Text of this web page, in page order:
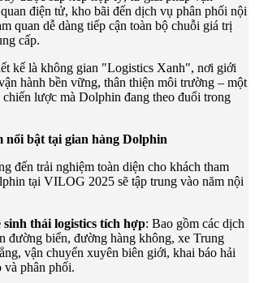
điện tử, kho bãi đến dịch vụ phân phối nội
quan dễ dàng tiếp cận toàn bộ chuỗi giá trị
cấp.
kế là không gian "Logistics Xanh", nơi giới
hành bền vững, thân thiện môi trường – một
lược mà Dolphin đang theo đuổi trong
nổi bật tại gian hàng Dolphin
đến trải nghiệm toàn diện cho khách tham
tại VILOG 2025 sẽ tập trung vào năm nội
thái logistics tích hợp: Bao gồm các dịch
đường biển, đường hàng không, xe Trung
vận chuyển xuyên biên giới, khai báo hải
phân phối.